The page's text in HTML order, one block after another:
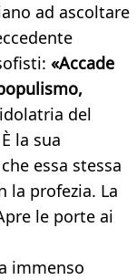
ad ascoltare
«Accade
del
la sua
essa stessa
la profezia. La
le porte ai
immenso